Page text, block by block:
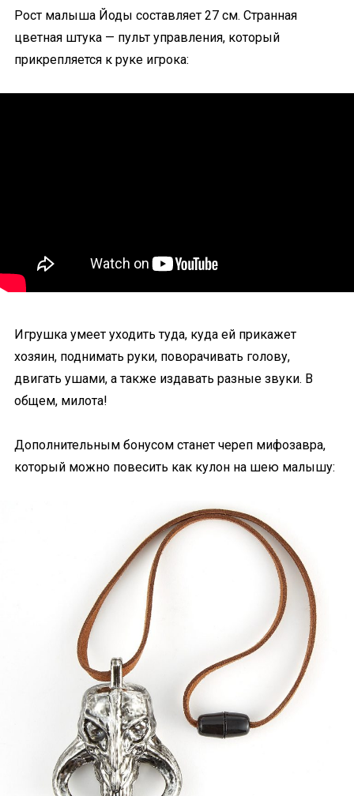
Рост малыша Йоды составляет 27 см. Странная
цветная штука — пульт управления, который
прикрепляется к руке игрока:
Игрушка умеет уходить туда, куда ей прикажет
хозяин, поднимать руки, поворачивать голову,
двигать ушами, а также издавать разные звуки. В
общем, милота!
Дополнительным бонусом станет череп мифозавра,
который можно повесить как кулон на шею малышу: